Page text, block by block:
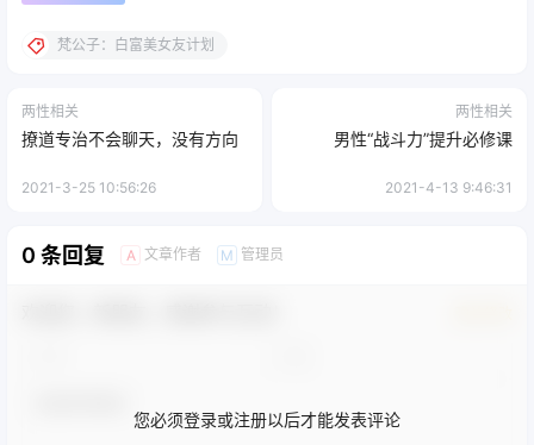
梵公子：白富美女友计划
两性相关
撩道专治不会聊天，没有方向
2021-3-25 10:56:26
两性相关
男性“战斗力”提升必修课
2021-4-13 9:46:31
0 条回复 A 文章作者 M 管理员
您必须登录或注册以后才能发表评论